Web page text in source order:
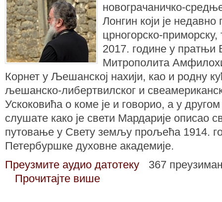
новограчаничко-
Лонгин који је недавно
црногорско-
2017. године у пратњи
Митрополита
Корнет у Љешанској нахији, као и родну
љешанско-либертвилског и
Ускоковића о коме је и говорио, а у другом
слушате како је свети Мардарије описао
путовање у Свету земљу прољећа 1914.
Петербуршке духовне академије.
Преузмите аудио датотеку
367
Прочитајте више